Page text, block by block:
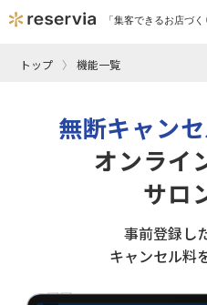
「集客できるお店づ
トップ 機能一覧
無断キャン
オンライ
サロ
事前登録し
キャンセル料